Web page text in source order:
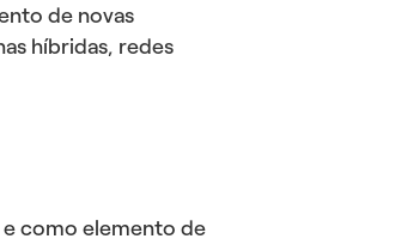
de novas
híbridas, redes
como elemento de